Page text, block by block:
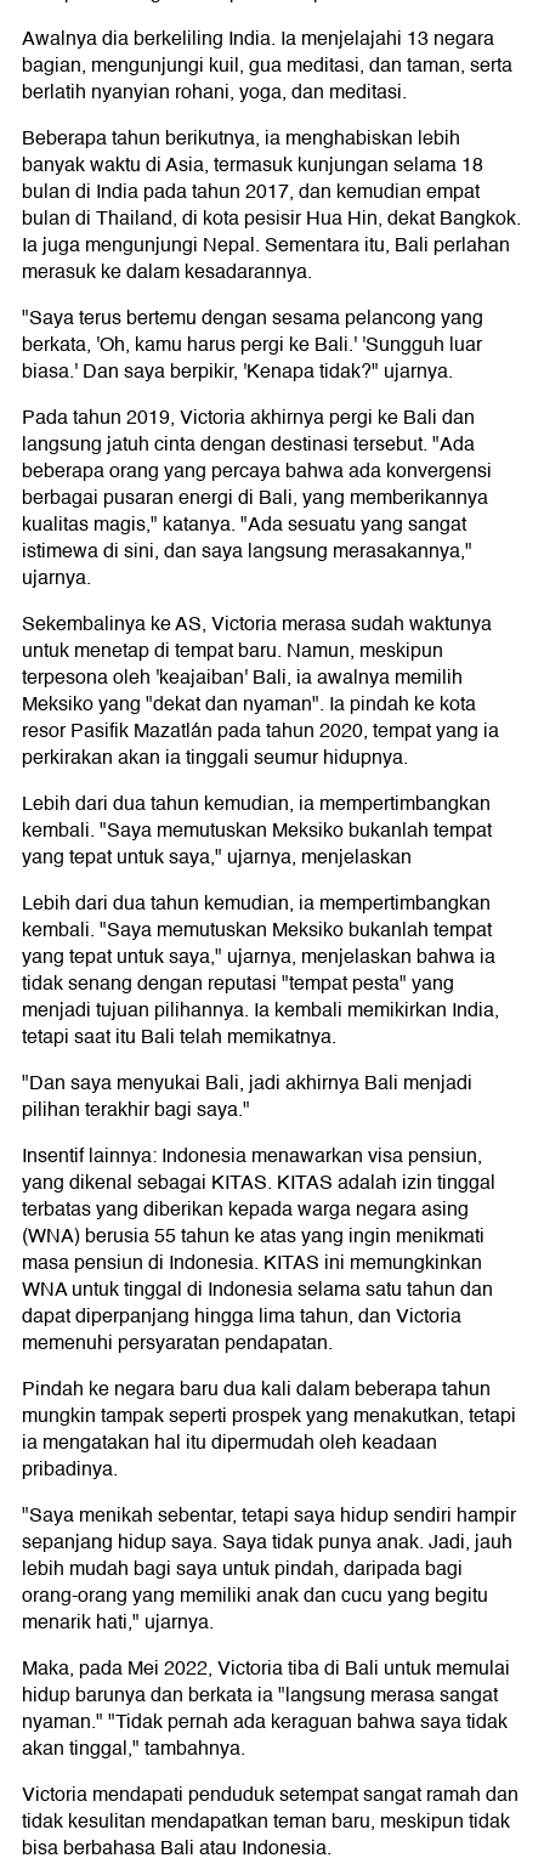
Awalnya dia berkeliling India. Ia menjelajahi 13 negara
bagian, mengunjungi kuil, gua meditasi, dan taman, serta
berlatih nyanyian rohani, yoga, dan meditasi.
Beberapa tahun berikutnya, ia menghabiskan lebih
banyak waktu di Asia, termasuk kunjungan selama 18
bulan di India pada tahun 2017, dan kemudian empat
bulan di Thailand, di kota pesisir Hua Hin, dekat Bangkok.
Ia juga mengunjungi Nepal. Sementara itu, Bali perlahan
merasuk ke dalam kesadarannya.
"Saya terus bertemu dengan sesama pelancong yang
berkata, 'Oh, kamu harus pergi ke Bali.' 'Sungguh luar
biasa.' Dan saya berpikir, 'Kenapa tidak?" ujarnya.
Pada tahun 2019, Victoria akhirnya pergi ke Bali dan
langsung jatuh cinta dengan destinasi tersebut. "Ada
beberapa orang yang percaya bahwa ada konvergensi
berbagai pusaran energi di Bali, yang memberikannya
kualitas magis," katanya. "Ada sesuatu yang sangat
istimewa di sini, dan saya langsung merasakannya,"
ujarnya.
Sekembalinya ke AS, Victoria merasa sudah waktunya
untuk menetap di tempat baru. Namun, meskipun
terpesona oleh 'keajaiban' Bali, ia awalnya memilih
Meksiko yang "dekat dan nyaman". Ia pindah ke kota
resor Pasifik Mazatlán pada tahun 2020, tempat yang ia
perkirakan akan ia tinggali seumur hidupnya.
Lebih dari dua tahun kemudian, ia mempertimbangkan
kembali. "Saya memutuskan Meksiko bukanlah tempat
yang tepat untuk saya," ujarnya, menjelaskan
Lebih dari dua tahun kemudian, ia mempertimbangkan
kembali. "Saya memutuskan Meksiko bukanlah tempat
yang tepat untuk saya," ujarnya, menjelaskan bahwa ia
tidak senang dengan reputasi "tempat pesta" yang
menjadi tujuan pilihannya. Ia kembali memikirkan India,
tetapi saat itu Bali telah memikatnya.
"Dan saya menyukai Bali, jadi akhirnya Bali menjadi
pilihan terakhir bagi saya."
Insentif lainnya: Indonesia menawarkan visa pensiun,
yang dikenal sebagai KITAS. KITAS adalah izin tinggal
terbatas yang diberikan kepada warga negara asing
(WNA) berusia 55 tahun ke atas yang ingin menikmati
masa pensiun di Indonesia. KITAS ini memungkinkan
WNA untuk tinggal di Indonesia selama satu tahun dan
dapat diperpanjang hingga lima tahun, dan Victoria
memenuhi persyaratan pendapatan.
Pindah ke negara baru dua kali dalam beberapa tahun
mungkin tampak seperti prospek yang menakutkan, tetapi
ia mengatakan hal itu dipermudah oleh keadaan
pribadinya.
"Saya menikah sebentar, tetapi saya hidup sendiri hampir
sepanjang hidup saya. Saya tidak punya anak. Jadi, jauh
lebih mudah bagi saya untuk pindah, daripada bagi
orang-orang yang memiliki anak dan cucu yang begitu
menarik hati," ujarnya.
Maka, pada Mei 2022, Victoria tiba di Bali untuk memulai
hidup barunya dan berkata ia "langsung merasa sangat
nyaman." "Tidak pernah ada keraguan bahwa saya tidak
akan tinggal," tambahnya.
Victoria mendapati penduduk setempat sangat ramah dan
tidak kesulitan mendapatkan teman baru, meskipun tidak
bisa berbahasa Bali atau Indonesia.